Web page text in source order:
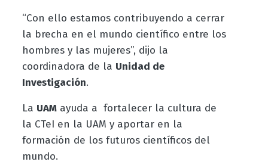
“Con ello estamos contribuyendo a cerrar
la brecha en el mundo científico entre los
hombres y las mujeres”, dijo la
coordinadora de la Unidad de
Investigación.
La UAMayuda a fortalecer la cultura de
la CTeI en la UAM y aportar en la
formación de los futuros científicos del
mundo.